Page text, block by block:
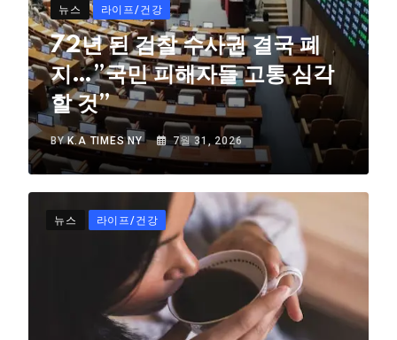
뉴스 라이프/건강
72년 된 검찰 수사권 결국 폐
지…”국민 피해자들 고통 심각
할 것”
BYK.A TIMES NY 7월 31, 2026
뉴스 라이프/건강